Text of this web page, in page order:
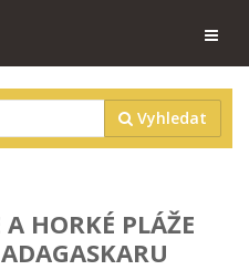
Vyhledat
HORKÉ PLÁŽE